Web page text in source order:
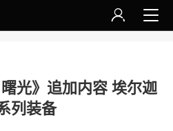
光》追加内容 埃尔迦
列装备